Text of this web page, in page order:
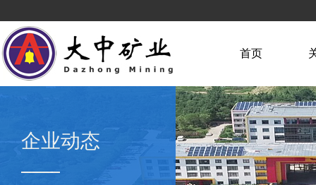
首页
企业动态